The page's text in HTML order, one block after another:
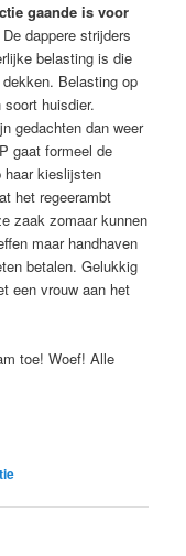
gaande is voor
De dappere strijders
belasting is die
Belasting op
huisdier.
gedachten dan weer
gaat formeel de
haar kieslijsten
het regeerambt
zaak zomaar kunnen
maar handhaven
betalen. Gelukkig
een vrouw aan het
toe! Woef! Alle